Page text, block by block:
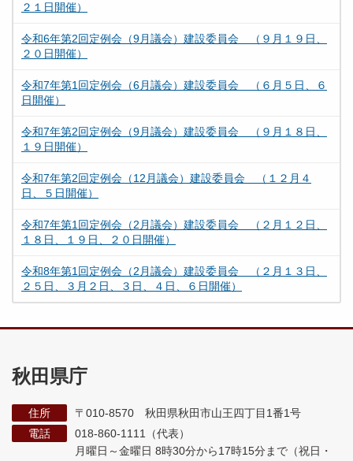
２１日開催）
令和6年第2回定例会（9月議会）建設委員会 （９月１９日、
２０日開催）
令和7年第1回定例会（6月議会）建設委員会 （６月５日、６
日開催）
令和7年第2回定例会（9月議会）建設委員会 （９月１８日、
１９日開催）
令和7年第2回定例会（12月議会）建設委員会 （１２月４
日、５日開催）
令和7年第1回定例会（2月議会）建設委員会 （２月１２日、
１８日、１９日、２０日開催）
令和8年第1回定例会（2月議会）建設委員会 （２月１３日、
２５日、３月２日、３日、４日、６日開催）
秋田県庁
住所
〒010-8570 秋田県秋田市山王四丁目1番1号
電話
018-860-1111（代表）
月曜日～金曜日 8時30分から17時15分まで （祝日・